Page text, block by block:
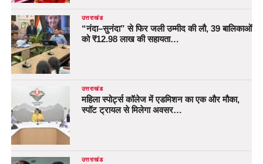
उत्तराखंड
“नंदा–सुनंदा” से फिर जली उम्मीद की लौ, 39 बालिकाओं
को ₹12.98 लाख की सहायता…
उत्तराखंड
महिला स्पोर्ट्स कॉलेज में एडमिशन का एक और मौका,
स्पॉट ट्रायल से मिलेगा अवसर…
उत्तराखंड